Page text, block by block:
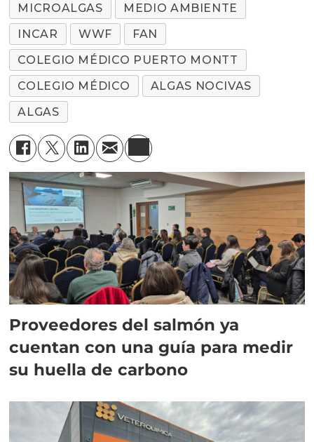
MICROALGAS
MEDIO AMBIENTE
INCAR
WWF
FAN
COLEGIO MÉDICO PUERTO MONTT
COLEGIO MÉDICO
ALGAS NOCIVAS
ALGAS
Proveedores del salmón ya
cuentan con una guía para medir
su huella de carbono